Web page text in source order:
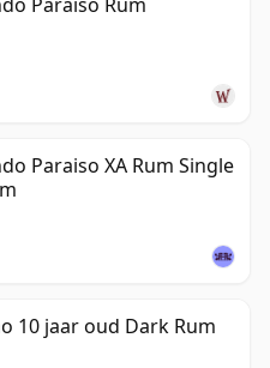
Paraiso XA Rum Single
10 jaar oud Dark Rum